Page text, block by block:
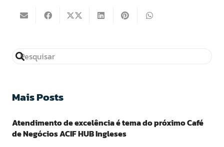
Mais Posts
Atendimento de excelência é tema do próximo Café
de Negócios ACIF HUB Ingleses